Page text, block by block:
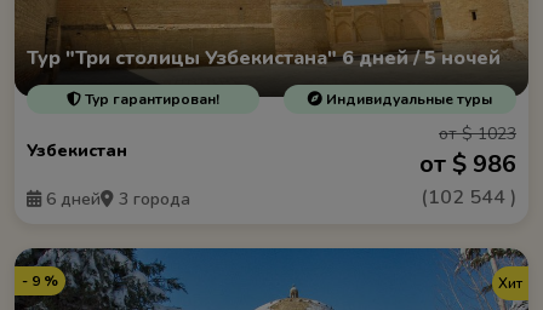
Тур "Три столицы Узбекистана" 6 дней / 5 ночей
Тур гарантирован! Индивидуальные туры
Узбекистан
6 дней 3 города
от $ 1023
от $ 986
(102 544 )
Хит
- 9 %